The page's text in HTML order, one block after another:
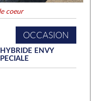
coeur
OCCASION
ENVY